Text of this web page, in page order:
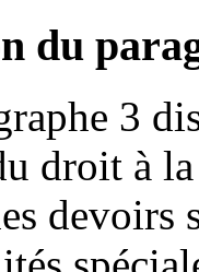
du
3
droit à
devoirs